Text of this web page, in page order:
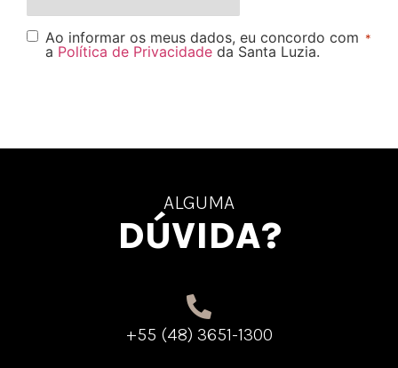
Ao informar os meus dados, eu concordo com
a Política de Privacidade da Santa Luzia.
*
ALGUMA
DÚVIDA?
+55 (48) 3651-1300